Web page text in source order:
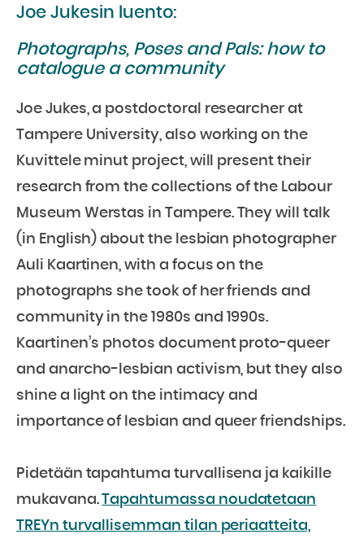
Joe Jukesin luento:
Photographs, Poses and Pals: how to
catalogue a community
Joe Jukes, a postdoctoral researcher at
Tampere University, also working on the
Kuvittele minut project, will present their
research from the collections of the Labour
Museum Werstas in Tampere. They will talk
(in English) about the lesbian photographer
Auli Kaartinen, with a focus on the
photographs she took of her friends and
community in the 1980s and 1990s.
Kaartinen’s photos document proto-queer
and anarcho-lesbian activism, but they also
shine a light on the intimacy and
importance of lesbian and queer friendships.
Pidetään tapahtuma turvallisena ja kaikille
mukavana.Tapahtumassa noudatetaan
TREYn turvallisemman tilan periaatteita,